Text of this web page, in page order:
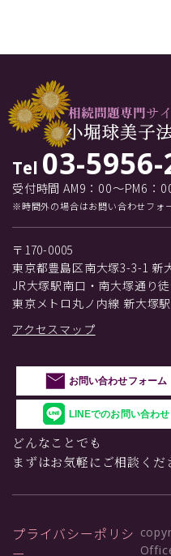
Tel 03-
受付時間 AM9：00～PM6：
※時間外の場合はお問い合わせフォ
〒170-0005
東京都豊島区南大塚3-3-1 新
JR大塚駅南口・南大塚通り
東京メトロ丸ノ内線 新大塚
アクセスマップ
お問い合わせフォーム
LINEでのお問い合わせ
どんなことでも
まずはお気軽にご相談くだ
プライバシーポリシ